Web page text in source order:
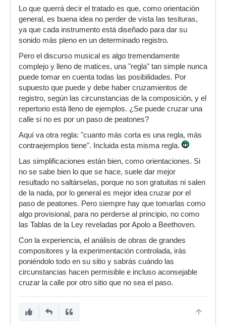
Lo que querrá decir el tratado es que, como orientación
general, es buena idea no perder de vista las tesituras,
ya que cada instrumento está diseñado para dar su
sonido más pleno en un determinado registro.
Pero el discurso musical es algo tremendamente
complejo y lleno de matices, una "regla" tan simple nunca
puede tomar en cuenta todas las posibilidades. Por
supuesto que puede y debe haber cruzamientos de
registro, según las circunstancias de la composición, y el
repertorio está lleno de ejemplos. ¿Se puede cruzar una
calle si no es por un paso de peatones?
Aquí va otra regla: "cuanto más corta es una regla, más
contraejemplos tiene". Incluida esta misma regla.
Las simplificaciones están bien, como orientaciones. Si
no se sabe bien lo que se hace, suele dar mejor
resultado no saltárselas, porque no son gratuitas ni salen
de la nada, por lo general es mejor idea cruzar por el
paso de peatones. Pero siempre hay que tomarlas como
algo provisional, para no perderse al principio, no como
las Tablas de la Ley reveladas por Apolo a Beethoven.
Con la experiencia, el análisis de obras de grandes
compositores y la experimentación controlada, irás
poniéndolo todo en su sitio y sabrás cuándo las
circunstancias hacen permisible e incluso aconsejable
cruzar la calle por otro sitio que no sea el paso.